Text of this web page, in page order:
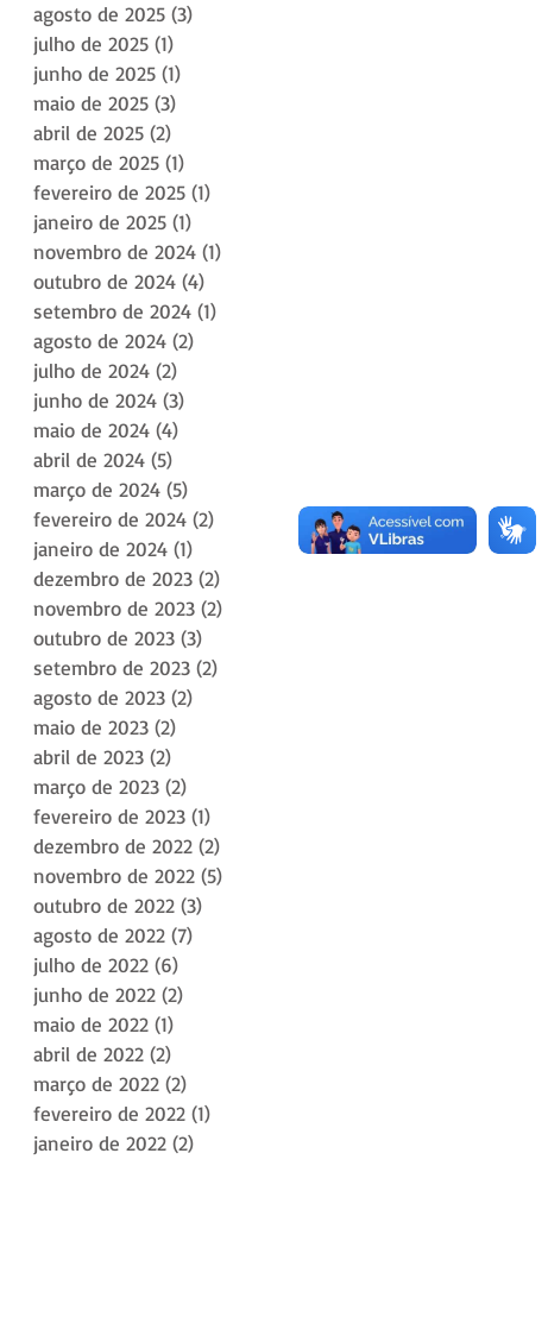
agosto de 2025 (3)
julho de 2025 (1)
junho de 2025 (1)
maio de 2025 (3)
abril de 2025 (2)
março de 2025 (1)
fevereiro de 2025 (1)
janeiro de 2025 (1)
novembro de 2024 (1)
outubro de 2024 (4)
setembro de 2024 (1)
agosto de 2024 (2)
julho de 2024 (2)
junho de 2024 (3)
maio de 2024 (4)
abril de 2024 (5)
março de 2024 (5)
fevereiro de 2024 (2)
janeiro de 2024 (1)
dezembro de 2023 (2)
novembro de 2023 (2)
outubro de 2023 (3)
setembro de 2023 (2)
agosto de 2023 (2)
maio de 2023 (2)
abril de 2023 (2)
março de 2023 (2)
fevereiro de 2023 (1)
dezembro de 2022 (2)
novembro de 2022 (5)
outubro de 2022 (3)
agosto de 2022 (7)
julho de 2022 (6)
junho de 2022 (2)
maio de 2022 (1)
abril de 2022 (2)
março de 2022 (2)
fevereiro de 2022 (1)
janeiro de 2022 (2)